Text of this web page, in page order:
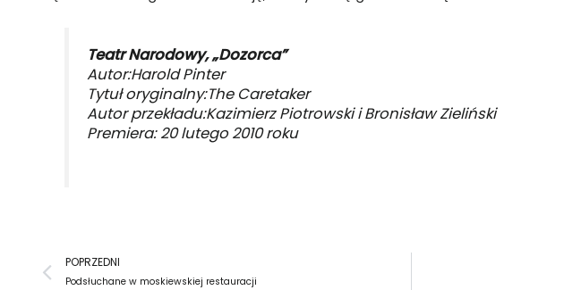
Teatr Narodowy, „Dozorca”
Autor:Harold Pinter
Tytuł oryginalny:The Caretaker
Autor przekładu:Kazimierz Piotrowski i Bronisław Zieliński
Premiera: 20 lutego 2010 roku
Prev
POPRZEDNI
Podsłuchane w moskiewskiej restauracji